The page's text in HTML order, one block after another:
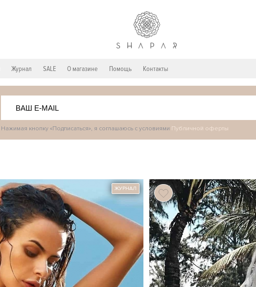
Журнал SALE О магазине Помощь Контакты
Нажимая кнопку «Подписаться», я соглашаюсь с условиями Публичной оферты
ЖУРНАЛ
77